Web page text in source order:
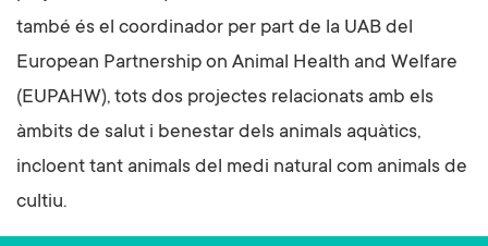
també és el coordinador per part de la UAB del
European Partnership on Animal Health and Welfare
(EUPAHW), tots dos projectes relacionats amb els
àmbits de salut i benestar dels animals aquàtics,
incloent tant animals del medi natural com animals de
cultiu.